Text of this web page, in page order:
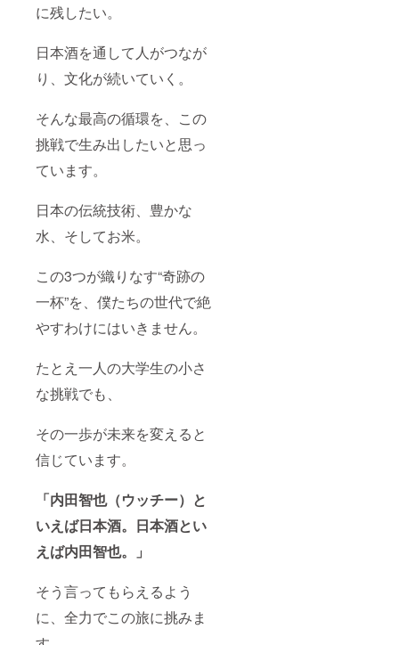
に残したい。
日本酒を通して人がつなが
り、文化が続いていく。
そんな最高の循環を、この
挑戦で生み出したいと思っ
ています。
日本の伝統技術、豊かな
水、そしてお米。
この3つが織りなす“奇跡の
一杯”を、僕たちの世代で絶
やすわけにはいきません。
たとえ一人の大学生の小さ
な挑戦でも、
その一歩が未来を変えると
信じています。
「内田智也（ウッチー）と
いえば日本酒。日本酒とい
えば内田智也。」
そう言ってもらえるよう
に、全力でこの旅に挑みま